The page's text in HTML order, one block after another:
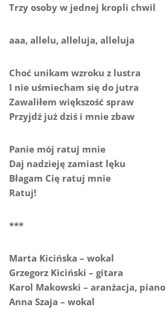
Trzy osoby w jednej kropli chwil
aaa, allelu, alleluja, alleluja
Choć unikam wzroku z lustra
I nie uśmiecham się do jutra
Zawaliłem większość spraw
Przyjdź już dziś i mnie zbaw
Panie mój ratuj mnie
Daj nadzieję zamiast lęku
Błagam Cię ratuj mnie
Ratuj!
***
Marta Kicińska – wokal
Grzegorz Kiciński – gitara
Karol Makowski – aranżacja, piano
Anna Szaja – wokal